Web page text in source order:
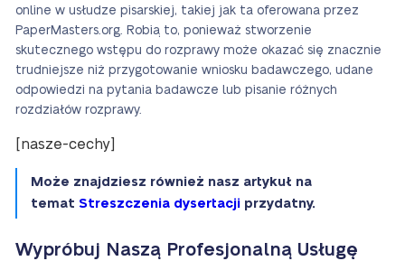
online w usłudze pisarskiej, takiej jak ta oferowana przez
PaperMasters.org. Robią to, ponieważ stworzenie
skutecznego wstępu do rozprawy może okazać się znacznie
trudniejsze niż przygotowanie wniosku badawczego, udane
odpowiedzi na pytania badawcze lub pisanie różnych
rozdziałów rozprawy.
[nasze-cechy]
Może znajdziesz również nasz artykuł na
temat Streszczenia dysertacji przydatny.
Wypróbuj Naszą Profesjonalną Usługę